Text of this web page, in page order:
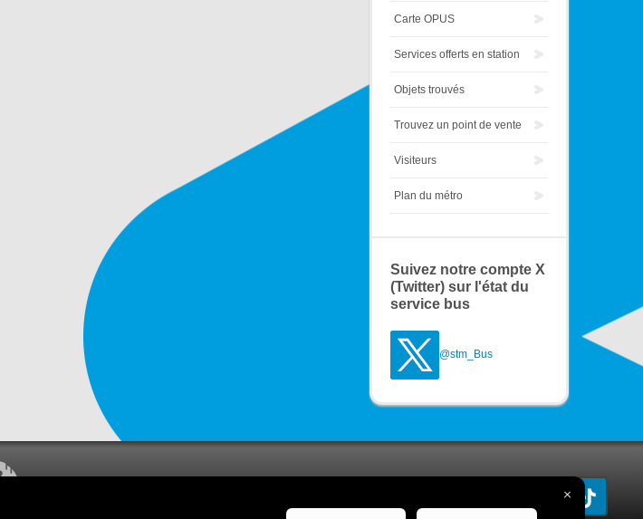
Carte OPUS
Services offerts en station
Objets trouvés
Trouvez un point de vente
Visiteurs
Plan du métro
Suivez notre compte X
(Twitter) sur l'état du
service bus
@stm_Bus